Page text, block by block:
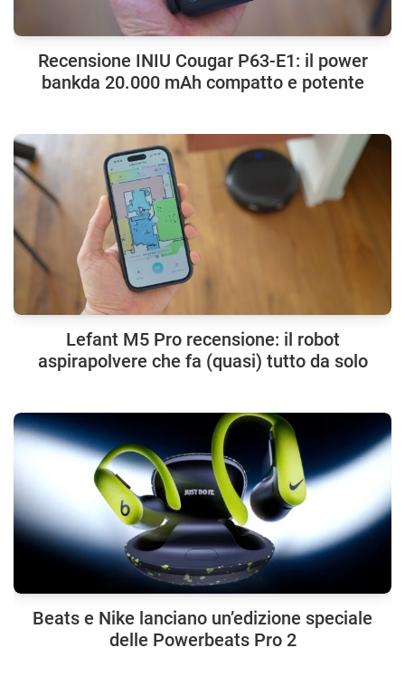
Recensione INIU Cougar P63-E1: il power
bankda 20.000 mAh compatto e potente
Lefant M5 Pro recensione: il robot
aspirapolvere che fa (quasi) tutto da solo
Beats e Nike lanciano un’edizione speciale
delle Powerbeats Pro 2